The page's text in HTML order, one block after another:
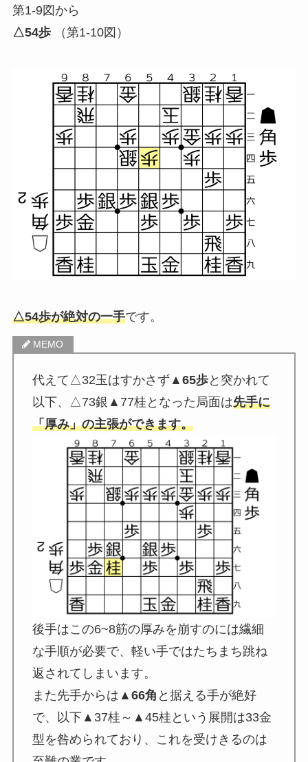
第1-9図から
△54歩
（第1-10図）
△54歩が絶対の一手です。
代えて△32玉はすかさず ▲65歩と突かれて
以下、△73銀▲77桂となった局面は先手に
「厚み」の主張ができます。
後手はこの6~8筋の厚みを崩すのには繊細
な手順が必要で、軽い手ではたちまち跳ね
返されてしまいます。
また先手からは ▲66角 と据える手が絶好
で、以下▲37桂～▲45桂という展開は33金
型を咎められており、これを受けきるのは